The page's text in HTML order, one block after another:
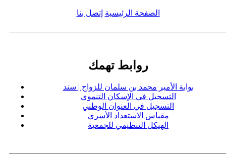
الصفحة الرئيسية إتصل بنا
روابط تهمك
بوابة الأمير محمد بن سلمان للزواج | سند
التسجيل في الإسكان التنموي
التسجيل في العنوان الوطني
مقياس الاستعداد الأسري
الهيكل التنظيمي للجمعية